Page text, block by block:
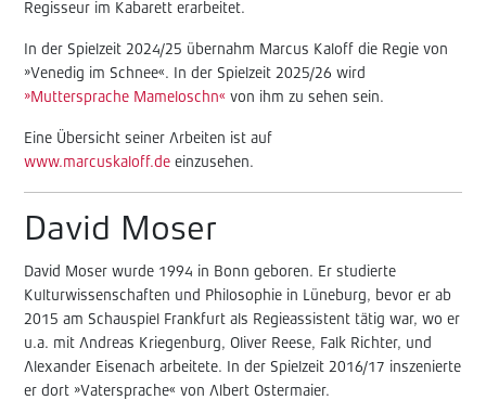
Regisseur im Kabarett erarbeitet.
In der Spielzeit 2024/25 übernahm Marcus Kaloff die Regie von
»Venedig im Schnee«. In der Spielzeit 2025/26 wird
»Muttersprache Mameloschn« von ihm zu sehen sein.
Eine Übersicht seiner Arbeiten ist auf
www.marcuskaloff.de einzusehen.
David Moser
David Moser wurde 1994 in Bonn geboren. Er studierte
Kulturwissenschaften und Philosophie in Lüneburg, bevor er ab
2015 am Schauspiel Frankfurt als Regieassistent tätig war, wo er
u.a. mit Andreas Kriegenburg, Oliver Reese, Falk Richter, und
Alexander Eisenach arbeitete. In der Spielzeit 2016/17 inszenierte
er dort »Vatersprache« von Albert Ostermaier.